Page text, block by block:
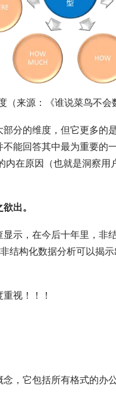
（来源：《谁说菜鸟不会
分的维度，但它更多的
不能回答其中最为重要
内在原因（也就是洞察
出。
示，在今后十年里，非
结构化数据分析可以揭
视！！！
，它包括所有格式的办